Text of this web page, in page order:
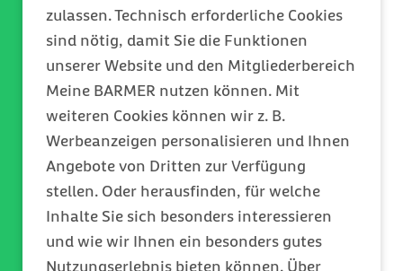
zulassen. Technisch erforderliche Cookies
sind nötig, damit Sie die Funktionen
unserer Website und den Mitgliederbereich
Meine BARMER nutzen können. Mit
weiteren Cookies können wir z. B.
Werbeanzeigen personalisieren und Ihnen
Angebote von Dritten zur Verfügung
stellen. Oder herausfinden, für welche
Inhalte Sie sich besonders interessieren
und wie wir Ihnen ein besonders gutes
Nutzungserlebnis bieten können. Über
Wasser kann sich durch
wiederholtes Aufkochen
vermehrt Kalk bilden, sichtbar
als weiße Ablagerungen im
Wasserkocher. Das ist zwar nicht
gesundheitsschädlich,
beeinträchtigt aber Geschmack
und Funktion des Geräts. Auch
wenn das Wasser längere Zeit
im Kocher gestanden hat,
können sich Stoffe wie Nitrat